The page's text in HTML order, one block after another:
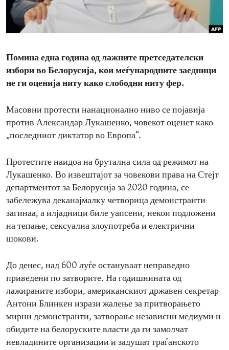
ENVIRONMENT AND HEALTH
IDEALS AND INSTITUTIONS
Помина една година од лажните претседателски
избори во Белорусија, кои меѓународните заедници
не ги оценија ниту како слободни ниту фер.
Масовни протести нанационално ниво се појавија
против Александар Лукашенко, човекот оценет како
„последниот диктатор во Европа“.
Протестите наидоа на брутална сила од режимот на
Лукашенко. Во извештајот за човекови права на Стејт
департментот за Белорусија за 2020 година, се
забележува деканајмалку четворица демонстранти
загинаа, а илјадници биле уапсени, некои подложени
на тепање, сексуална злоупотреба и електрични
шокови.
До денес, над 600 луѓе остануваат неправедно
приведени по затворите. На годишнината од
лажираните избори, американскиот државен секретар
Антони Блинкен изрази жалење за притворањето
мирни демонстранти, затворање независни медиуми и
обидите на белоруските власти да ги замолчат
невладините организации и задушат граѓанското